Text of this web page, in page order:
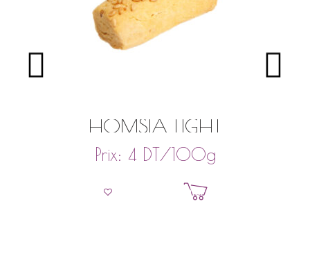
HOMSIA LIGHT
Prix: 4 DT/100g
Ajouter au panier